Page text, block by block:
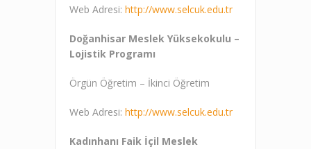
Web Adresi: http://www.selcuk.edu.tr
Doğanhisar Meslek Yüksekokulu –
Lojistik Programı
Örgün Öğretim – İkinci Öğretim
Web Adresi: http://www.selcuk.edu.tr
Kadınhanı Faik İçil Meslek